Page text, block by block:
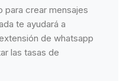
para crear mensajes
te ayudará a
de whatsapp
las tasas de